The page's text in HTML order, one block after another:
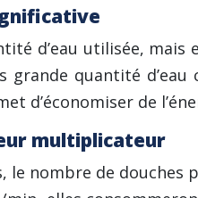
d’eau utilisée,
quantité
d’économiser de
multiplicateur
nombre de